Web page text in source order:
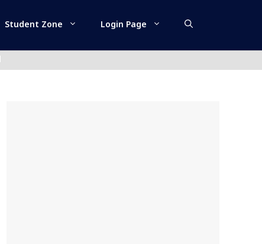
Student Zone Login Page